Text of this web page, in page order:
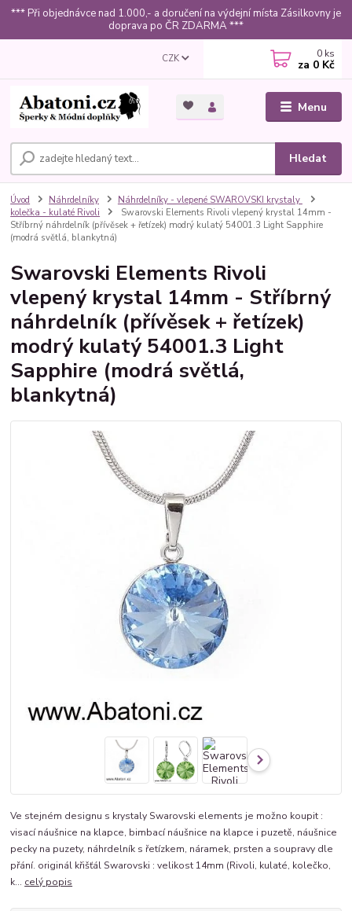
*** Při objednávce nad 1.000,- a doručení na výdejní místa Zásilkovny je
doprava po ČR ZDARMA ***
Menu
CZK
Hledat
0 ks
za 0 Kč
Úvod Náhrdelníky
Náhrdelníky - vlepené SWAROVSKI krystaly
kolečka - kulaté Rivoli
Swarovski Elements Rivoli vlepený krystal 14mm -
Stříbrný náhrdelník (přívěsek + řetízek) modrý kulatý 54001.3 Light Sapphire
(modrá světlá, blankytná)
Swarovski Elements Rivoli
vlepený krystal 14mm - Stříbrný
náhrdelník (přívěsek + řetízek)
modrý kulatý 54001.3 Light
Sapphire (modrá světlá,
blankytná)
Ve stejném designu s krystaly Swarovski elements je možno koupit :
visací náušnice na klapce, bimbací náušnice na klapce i puzetě, náušnice
pecky na puzety, náhrdelník s řetízkem, náramek, prsten a soupravy dle
přání. originál křišťál Swarovski : velikost 14mm (Rivoli, kulaté, kolečko,
k... celý popis